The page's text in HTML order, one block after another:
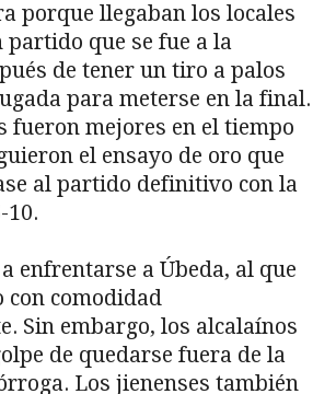
porque llegaban los locales
partido que se fue a la
de tener un tiro a palos
para meterse en la final.
fueron mejores en el tiempo
el ensayo de oro que
al partido definitivo con la
10.
enfrentarse a Úbeda, al que
con comodidad
Sin embargo, los alcalaínos
de quedarse fuera de la
Los jienenses también